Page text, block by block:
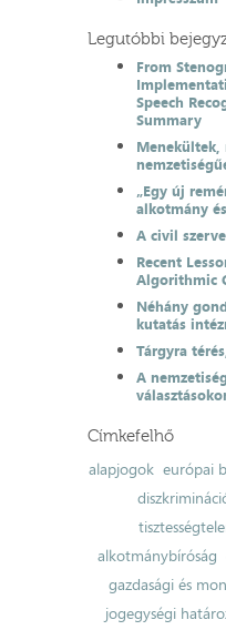
Legutóbbi
From
Speech
Summary
Menekültek,
„Egy új
alkotmány
A civil
Recent
Algorithmic
Néhány
kutatás
Tárgyra
A
Címkefelhő
alapjogok európai
alkotmánybíróság
gazdasági és
jogegységi